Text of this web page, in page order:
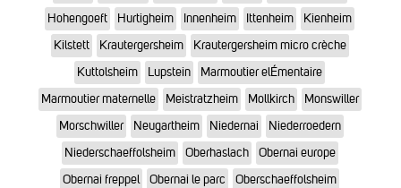
Hohengoeft
Hurtigheim Innenheim Ittenheim
Kienheim
Kilstett
Krautergersheim
Krautergersheim micro crèche
Kuttolsheim
Lupstein
Marmoutier elÉmentaire
Marmoutier maternelle
Meistratzheim Mollkirch
Monswiller
Morschwiller
Neugartheim Niedernai
Niederroedern
Niederschaeffolsheim
Oberhaslach
Obernai europe
Obernai freppel
Obernai le parc
Oberschaeffolsheim